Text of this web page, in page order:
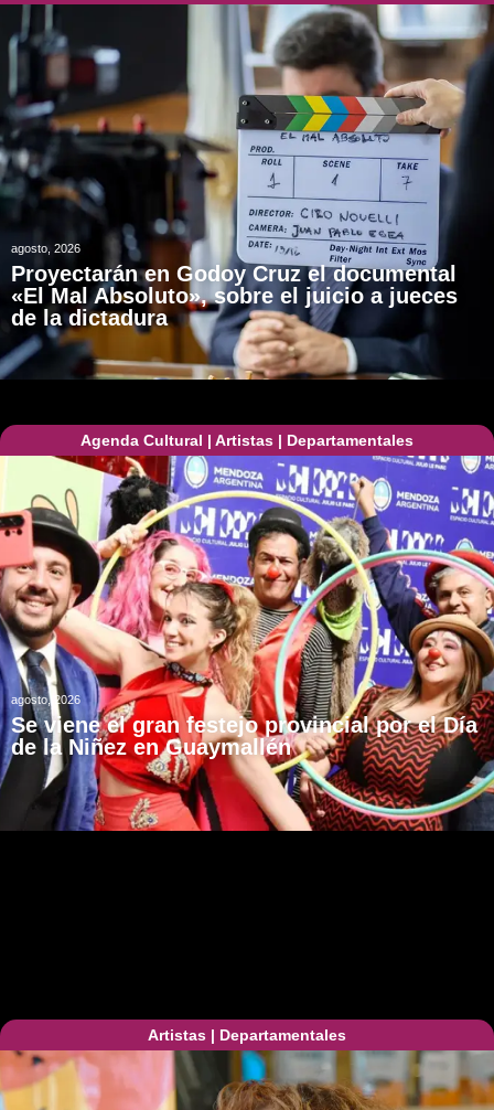
agosto, 2026
Proyectarán en Godoy Cruz el documental
«El Mal Absoluto», sobre el juicio a jueces
de la dictadura
Agenda Cultural | Artistas | Departamentales
agosto, 2026
Se viene el gran festejo provincial por el Día
de la Niñez en Guaymallén
Artistas | Departamentales